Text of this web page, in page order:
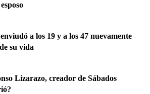
a los 19 y a los 47 nuevamente
su vida
Lizarazo, creador de Sábados